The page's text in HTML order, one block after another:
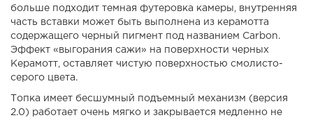
больше подходит темная футеровка камеры, внутренняя
часть вставки может быть выполнена из керамотта
содержащего черный пигмент под названием Carbon.
Эффект «выгорания сажи» на поверхности черных
Керамотт, оставляет чистую поверхностью смолисто-
серого цвета.
Топка имеет бесшумный подъемный механизм (версия
2.0) работает очень мягко и закрывается медленно не